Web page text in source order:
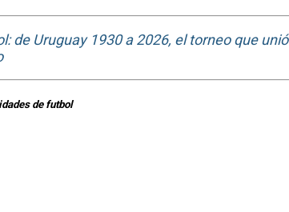
de Uruguay 1930 a 2026, el torneo que unió
de futbol